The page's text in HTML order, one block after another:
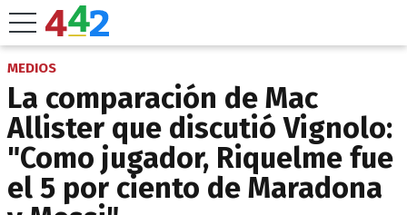
MEDIOS
La comparación de Mac
Allister que discutió Vignolo:
"Como jugador, Riquelme fue
el 5 por ciento de Maradona